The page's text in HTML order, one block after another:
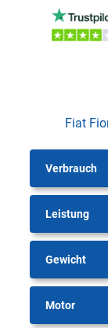
Fiat
Verbrauch
Leistung
Gewicht
Motor